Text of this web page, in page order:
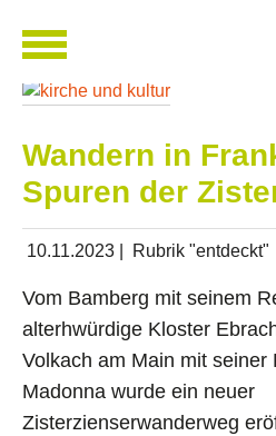
Zum Hauptinhalt springen
Wandern in
Spuren der
10.11.2023 Rubrik "entdeckt"
Vom Bamberg mit seinem
alterhwürdige Kloster
Volkach am Main mit seiner
Madonna wurde ein neuer
Zisterzienserwanderweg